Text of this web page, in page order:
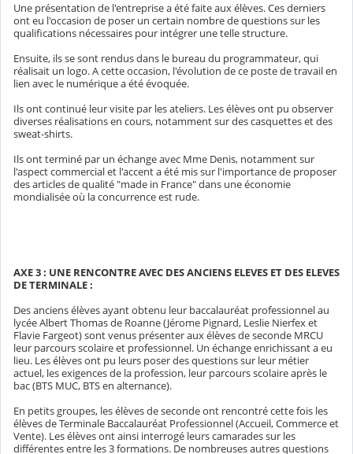
Une présentation de l'entreprise a été faite aux élèves. Ces derniers
ont eu l'occasion de poser un certain nombre de questions sur les
qualifications nécessaires pour intégrer une telle structure.
Ensuite, ils se sont rendus dans le bureau du programmateur, qui
réalisait un logo. A cette occasion, l'évolution de ce poste de travail en
lien avec le numérique a été évoquée.
Ils ont continué leur visite par les ateliers. Les élèves ont pu observer
diverses réalisations en cours, notamment sur des casquettes et des
sweat-shirts.
Ils ont terminé par un échange avec Mme Denis, notamment sur
l'aspect commercial et l'accent a été mis sur l'importance de proposer
des articles de qualité "made in France" dans une économie
mondialisée où la concurrence est rude.
AXE 3 : UNE RENCONTRE AVEC DES ANCIENS ELEVES ET DES ELEVES
DE TERMINALE :
Des anciens élèves ayant obtenu leur baccalauréat professionnel au
lycée Albert Thomas de Roanne (Jérome Pignard, Leslie Nierfex et
Flavie Fargeot) sont venus présenter aux élèves de seconde MRCU
leur parcours scolaire et professionnel. Un échange enrichissant a eu
lieu. Les élèves ont pu leurs poser des questions sur leur métier
actuel, les exigences de la profession, leur parcours scolaire après le
bac (BTS MUC, BTS en alternance).
En petits groupes, les élèves de seconde ont rencontré cette fois les
élèves de Terminale Baccalauréat Professionnel (Accueil, Commerce et
Vente). Les élèves ont ainsi interrogé leurs camarades sur les
différentes entre les 3 formations. De nombreuses autres questions